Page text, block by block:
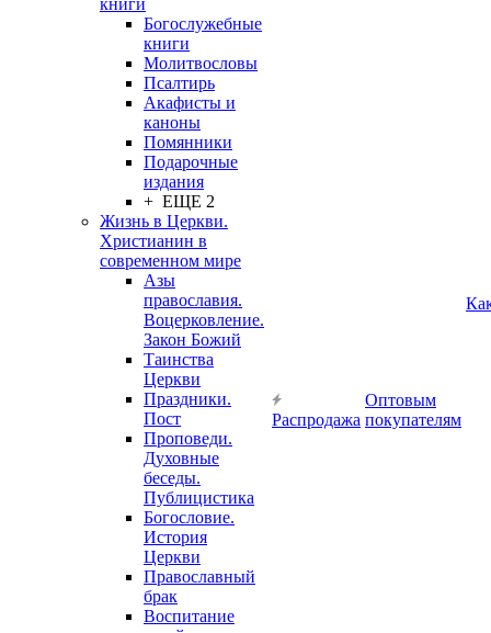
книги
Богослужебные
книги
Молитвословы
Псалтирь
Акафисты и
каноны
Помянники
Подарочные
издания
+ ЕЩЕ 2
Жизнь в Церкви.
Христианин в
современном мире
Азы
православия.
Воцерковление.
Закон Божий
Таинства
Церкви
Праздники.
Пост
Проповеди.
Духовные
беседы.
Публицистика
Богословие.
История
Церкви
Православный
брак
Воспитание
Распродажа
Оптовым
покупателям